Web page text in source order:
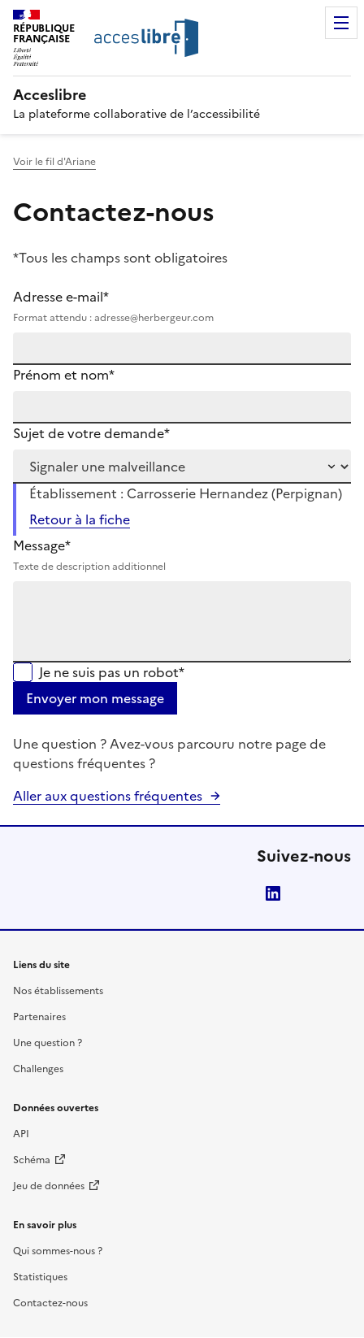
RÉPUBLIQUE
FRANÇAISE
Acceslibre
La plateforme collaborative de l’accessibilité
Voir le fil d'Ariane
Contactez-nous
*Tous les champs sont obligatoires
Adresse e-mail*
Format attendu : adresse@herbergeur.com
Prénom et nom*
Sujet de votre demande*
Établissement : Carrosserie Hernandez (Perpignan)
Retour à la fiche
Message*
Texte de description additionnel
Je ne suis pas un robot*
Envoyer mon message
Une question ? Avez-vous parcouru notre page de
questions fréquentes ?
Aller aux questions fréquentes
Suivez-nous
Liens du site
Nos établissements
Partenaires
Une question ?
Challenges
Données ouvertes
API
Schéma
Jeu de données
En savoir plus
Qui sommes-nous ?
Statistiques
Contactez-nous